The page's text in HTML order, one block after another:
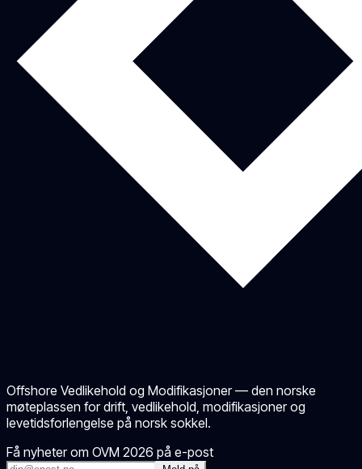
Offshore Vedlikehold og Modifikasjoner — den norske
møteplassen for drift, vedlikehold, modifikasjoner og
levetidsforlengelse på norsk sokkel.
Få nyheter om OVM 2026 på e-post